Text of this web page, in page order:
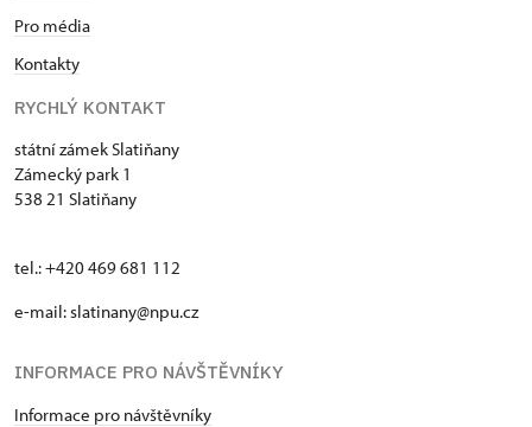
Pro média
Kontakty
RYCHLÝ KONTAKT
státní zámek Slatiňany
Zámecký park 1
538 21 Slatiňany
tel.: +420 469 681 112
e-mail: slatinany@npu.cz
INFORMACE PRO NÁVŠTĚVNÍKY
Informace pro návštěvníky